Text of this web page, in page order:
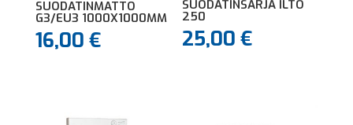
SUODATINMATTO
G3/EU3 1000X1000MM
16,00 €
SUODATINSARJA ILTO
250
25,00€